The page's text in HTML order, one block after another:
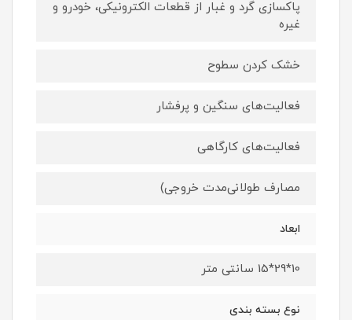
پاکسازی گرد و غبار از قطعات الکترونیکی، خودرو و
غیره
خشک کردن سطوح
فعالیت‌های سنگین و پرفشار
فعالیت‌های کارگاهی
مصارف طولانی‌مدت خروجی)
ابعاد
10*29*15 سانتی متر
نوع بسته بندی